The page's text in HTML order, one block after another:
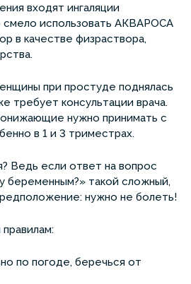
входят ингаляции
смело использовать АКВАРОСА
в качестве физраствора,
при простуде поднялась
требует консультации врача.
нужно принимать с
в 1 и 3 триместрах.
Ведь если ответ на вопрос
беременным?» такой сложный,
нужно не болеть!
по погоде, беречься от